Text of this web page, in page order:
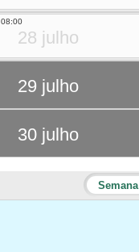
Semana
28 julho
08:00
29 julho
30 julho